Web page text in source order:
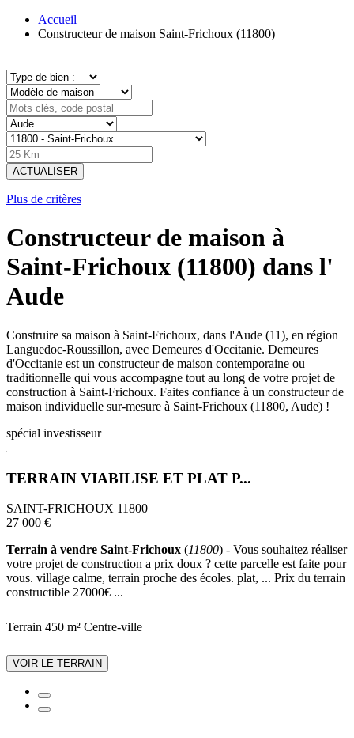
Accueil
Constructeur de maison Saint-Frichoux (11800)
ACTUALISER
Plus de critères
Constructeur de maison à
Saint-Frichoux (11800) dans l'
Aude
Construire sa maison à Saint-Frichoux, dans l'Aude (11), en région
Languedoc-Roussillon, avec Demeures d'Occitanie. Demeures
d'Occitanie est un constructeur de maison contemporaine ou
traditionnelle qui vous accompagne tout au long de votre projet de
construction à Saint-Frichoux. Faites confiance à un constructeur de
maison individuelle sur-mesure à Saint-Frichoux (11800, Aude) !
spécial investisseur
TERRAIN VIABILISE ET PLAT P...
SAINT-FRICHOUX 11800
27 000 €
Terrain à vendre Saint-Frichoux (11800) - Vous souhaitez réaliser
votre projet de construction a prix doux ? cette parcelle est faite pour
vous. village calme, terrain proche des écoles. plat, ... Prix du terrain
constructible 27000€ ...
Terrain 450 m² Centre-ville
VOIR LE TERRAIN